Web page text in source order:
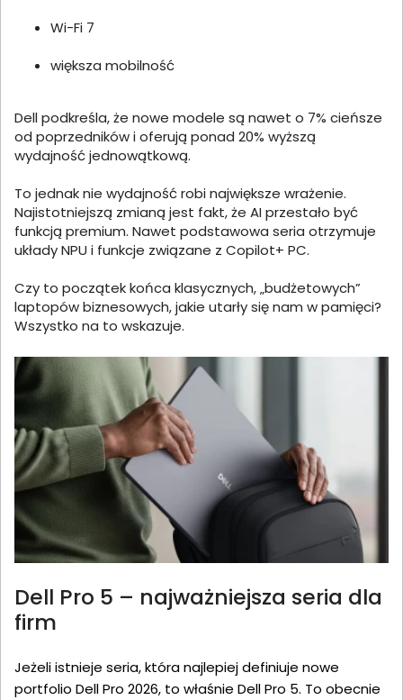
Wi-Fi 7
większa mobilność
Dell podkreśla, że nowe modele są nawet o 7% cieńsze
od poprzedników i oferują ponad 20% wyższą
wydajność jednowątkową.
To jednak nie wydajność robi największe wrażenie.
Najistotniejszą zmianą jest fakt, że AI przestało być
funkcją premium. Nawet podstawowa seria otrzymuje
układy NPU i funkcje związane z Copilot+ PC.
Czy to początek końca klasycznych, „budżetowych”
laptopów biznesowych, jakie utarły się nam w pamięci?
Wszystko na to wskazuje.
Dell Pro 5 – najważniejsza seria dla
firm
Jeżeli istnieje seria, która najlepiej definiuje nowe
portfolio Dell Pro 2026, to właśnie Dell Pro 5. To obecnie